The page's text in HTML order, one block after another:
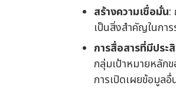
สร้างความเชื่อมั่น:
เป็นสิ่งสำคัญในกา
การสื่อสารที่มีประ
กลุ่มเป้าหมายหลัก
การเปิดเผยข้อมูล